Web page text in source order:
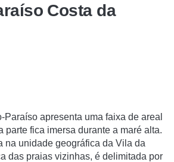
Costa da
Paraíso apresenta uma faixa de areal
parte fica imersa durante a maré alta.
na unidade geográfica da Vila da
das praias vizinhas, é delimitada por